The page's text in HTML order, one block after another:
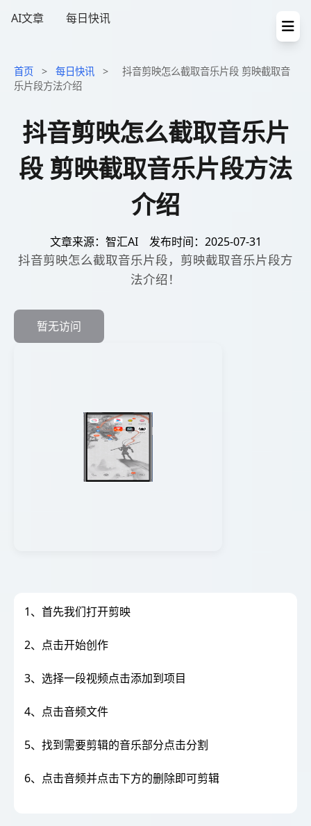
AI文章 每日快讯
首页 > 每日快讯 >
抖音剪映怎么截取音乐片段 剪映截取音
乐片段方法介绍
抖音剪映怎么截取音乐片
段 剪映截取音乐片段方法
介绍
文章来源：智汇AI 发布时间：2025-07-31
抖音剪映怎么截取音乐片段，剪映截取音乐片段方
法介绍！
暂无访问
1、首先我们打开剪映
2、点击开始创作
3、选择一段视频点击添加到项目
4、点击音频文件
5、找到需要剪辑的音乐部分点击分割
6、点击音频并点击下方的删除即可剪辑